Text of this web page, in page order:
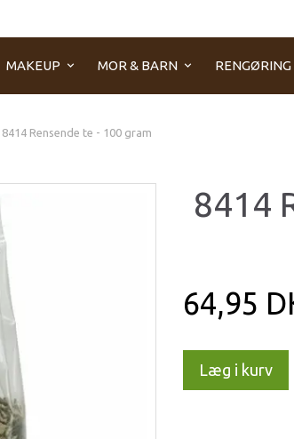
MAKEUP MOR & BARN RENGØRING
8414 Rensende te - 100 gram
8414
64,95
Læg i kurv